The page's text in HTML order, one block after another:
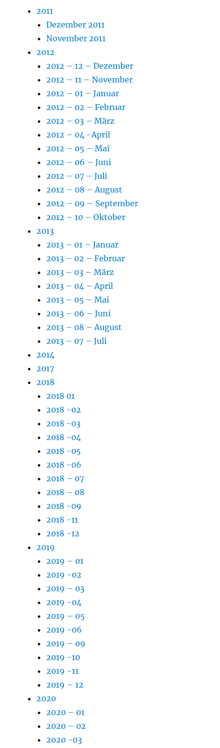
2011
Dezember 2011
November 2011
2012
2012 – 12 – Dezember
2012 – 11 – November
2012 – 01 – Januar
2012 – 02 – Februar
2012 – 03 – März
2012 – 04 -April
2012 – 05 – Mai
2012 – 06 – Juni
2012 – 07 – Juli
2012 – 08 – August
2012 – 09 – September
2012 – 10 – Oktober
2013
2013 – 01 – Januar
2013 – 02 – Februar
2013 – 03 – März
2013 – 04 – April
2013 – 05 – Mai
2013 – 06 – Juni
2013 – 08 – August
2013 – 07 – Juli
2014
2017
2018
2018 01
2018 -02
2018 -03
2018 -04
2018 -05
2018 -06
2018 – 07
2018 – 08
2018 -09
2018 -11
2018 -12
2019
2019 – 01
2019 -02
2019 – 03
2019 -04
2019 – 05
2019 -06
2019 – 09
2019 -10
2019 -11
2019 – 12
2020
2020 – 01
2020 – 02
2020 -03